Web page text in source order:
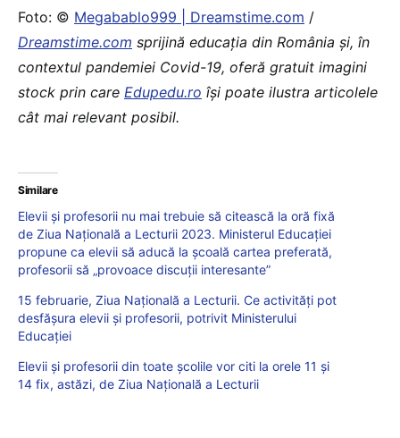
Foto: © Megabablo999 | Dreamstime.com /
Dreamstime.com sprijină educaţia din România şi, în
contextul pandemiei Covid-19, oferă gratuit imagini
stock prin care Edupedu.ro îşi poate ilustra articolele
cât mai relevant posibil.
Similare
Elevii și profesorii nu mai trebuie să citească la oră fixă
de Ziua Națională a Lecturii 2023. Ministerul Educației
propune ca elevii să aducă la școală cartea preferată,
profesorii să „provoace discuții interesante”
15 februarie, Ziua Națională a Lecturii. Ce activități pot
desfășura elevii și profesorii, potrivit Ministerului
Educației
Elevii și profesorii din toate școlile vor citi la orele 11 și
14 fix, astăzi, de Ziua Națională a Lecturii